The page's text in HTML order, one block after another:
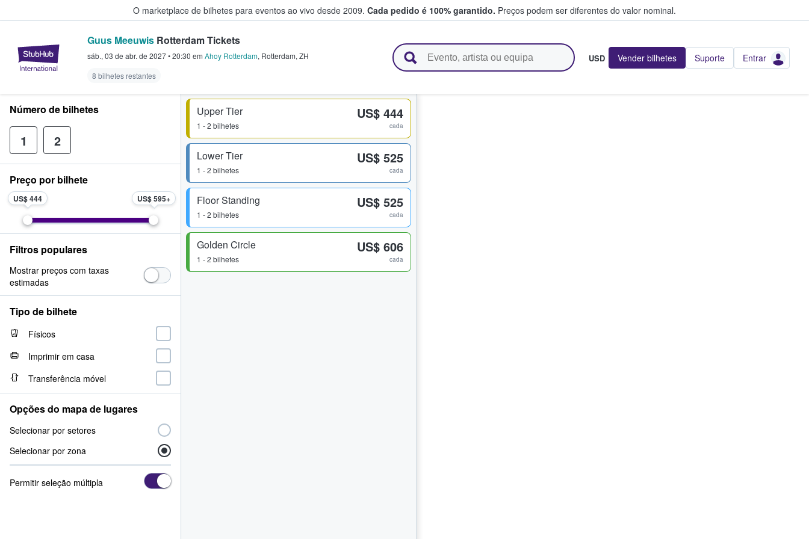
O marketplace de bilhetes para eventos ao vivo desde 2009. Cada pedido é 100% garantido. Preços podem ser diferentes do valor nominal.
StubHub – onde os fãs compram e vendem bilhetes
Guus Meeuwis Rotterdam Tickets
sáb., 03 de abr. de 2027•20:30 em Ahoy Rotterdam, Rotterdam, ZH
8 bilhetes restantes
USD Vender bilhetes Suporte Entrar
Upper Tier
1 - 2 bilhetes
US$ 444
cada
Lower Tier
1 - 2 bilhetes
US$ 525
cada
Floor Standing
1 - 2 bilhetes
US$ 525
cada
Golden Circle
1 - 2 bilhetes
US$ 606
cada
Número de bilhetes
1 2
Preço por bilhete
US$ 444 US$ 595
Filtros populares
Mostrar preços com taxas
estimadas
Tipo de bilhete
Físicos
Imprimir em casa
Transferência móvel
Opções do mapa de lugares
Selecionar por setores
Selecionar por zona
Permitir seleção múltipla